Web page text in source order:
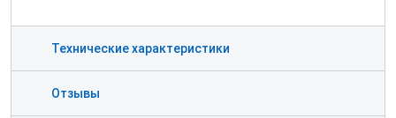
Технические характеристики
Отзывы